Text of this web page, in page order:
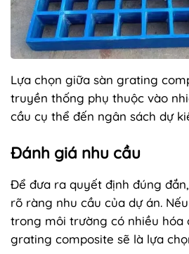
Lựa chọn giữa sàn grating
truyền thống phụ thuộc vào
cầu cụ thể đến ngân sách dự
Đánh giá nhu cầu
Để đưa ra quyết định đúng
rõ ràng nhu cầu của dự án.
trong môi trường có nhiều hóa
grating composite sẽ là lựa